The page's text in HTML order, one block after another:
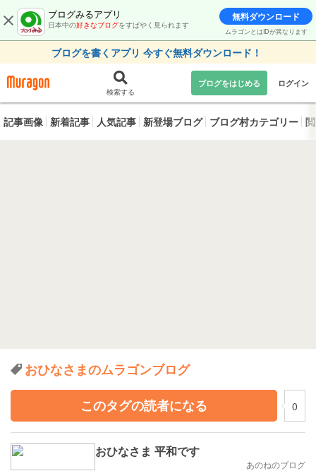
ブログみるアプリ
日本中の好きなブログをすばやく見られます
無料ダウンロード
ムラゴンとはIDが異なります
ブログを書くアプリ 今すぐ無料ダウンロード！
検索する
ブログをはじめる ログイン
記事画像 新着記事 人気記事 新登場ブログ ブログ村カテゴリー
おひなさまのムラゴンブログ
このタグの読者になる
0
おひなさま 平和です
あのねのブログ